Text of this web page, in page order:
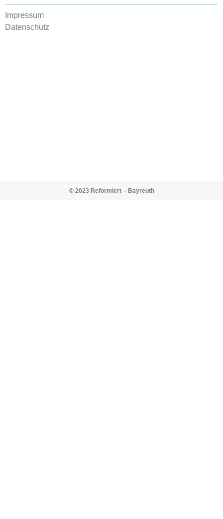
Impressum
Datenschutz
© 2023 Reformiert – Bayreuth